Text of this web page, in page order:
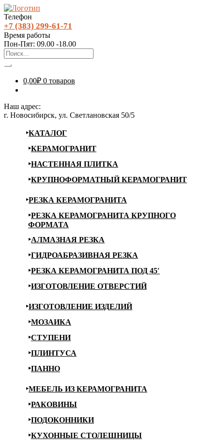
Телефон
+7 (383) 299-61-71
Время работы
Пон-Пят: 09.00 -18.00
0,00₽ 0 товаров
Наш адрес:
г. Новосибирск, ул. Светлановская 50/5
КАТАЛОГ
КЕРАМОГРАНИТ
НАСТЕННАЯ ПЛИТКА
КРУПНОФОРМАТНЫЙ КЕРАМОГРАНИТ
РЕЗКА КЕРАМОГРАНИТА
РЕЗКА КЕРАМОГРАНИТА КРУПНОГО
ФОРМАТА
АЛМАЗНАЯ РЕЗКА
ГИДРОАБРАЗИВНАЯ РЕЗКА
РЕЗКА КЕРАМОГРАНИТА ПОД 45′
ИЗГОТОВЛЕНИЕ ОТВЕРСТИЙ
ИЗГОТОВЛЕНИЕ ИЗДЕЛИЙ
МОЗАИКА
СТУПЕНИ
ПЛИНТУСА
ПАННО
МЕБЕЛЬ ИЗ КЕРАМОГРАНИТА
РАКОВИНЫ
ПОДОКОННИКИ
КУХОННЫЕ СТОЛЕШНИЦЫ